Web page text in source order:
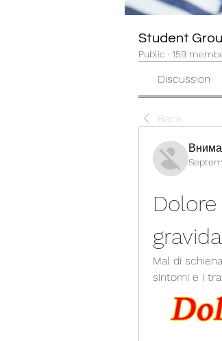
Student
Public · 159
Discussion
Back
Mal di
sintomi e i